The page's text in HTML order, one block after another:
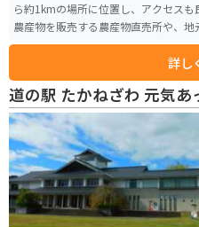
ら約1kmの場所に位置し、アクセス
農産物を販売する農産物直売所や、
ストラン、お土産コーナーなどがあります。 茂木町は、ゆずの
られており、道の駅 もてぎでも、ゆ
す。 また、道の駅 もてぎに隣接して
報館」や、地元の伝統工芸品を展示
バイクで訪れる場合、道の駅 もてぎ
るので安心です。 周辺には、緑豊か
憩場所としても最適です。 道の駅 もてぎからほど近い場所には、ツインリン
クもてぎがあります。 ツインリンク
ズメントが楽しめる施設です。 道の駅 もてぎを訪れた際には、ぜひ、茂木町
の自然や食、観光も楽しんでください
詳し
道の駅 たかねざわ 元気あ